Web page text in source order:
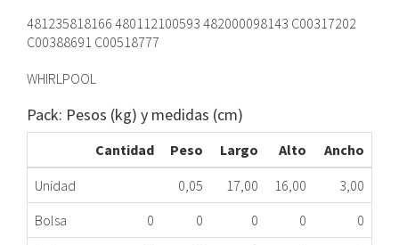
481235818166 480112100593 482000098143 C00317202
C00388691 C00518777
WHIRLPOOL
Pack: Pesos (kg) y medidas (cm)
Cantidad Peso Largo Alto
Ancho
Unidad
0,05 17,00 16,00
3,00
Bolsa
0 0 0 0
0